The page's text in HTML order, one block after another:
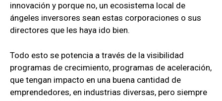
innovación y porque no, un ecosistema local de
ángeles inversores sean estas corporaciones o sus
directores que les haya ido bien.
Todo esto se potencia a través de la visibilidad
programas de crecimiento, programas de aceleración,
que tengan impacto en una buena cantidad de
emprendedores, en industrias diversas, pero siempre